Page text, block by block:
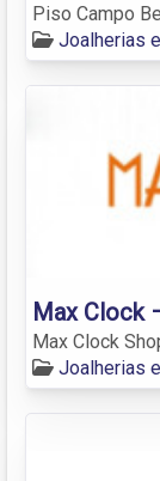
Piso Campo
Joalherias
Max Clock
Max Clock
Joalherias